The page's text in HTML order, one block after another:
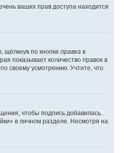
ваших прав доступа находится
щёлкнув по кнопке правка в
показывает количество правок а
своему усмотрению. Учтите, что
чтобы подпись добавилась.
в личном разделе. Несмотря на